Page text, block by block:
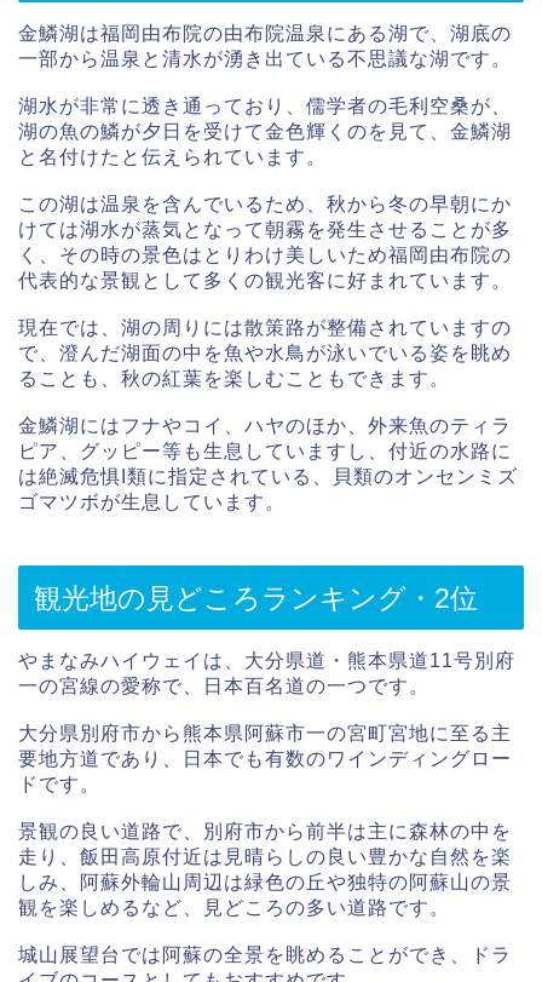
金鱗湖は福岡由布院の由布院温泉にある湖で、湖底の
一部から温泉と清水が湧き出ている不思議な湖です。
湖水が非常に透き通っており、儒学者の毛利空桑が、
湖の魚の鱗が夕日を受けて金色輝くのを見て、金鱗湖
と名付けたと伝えられています。
この湖は温泉を含んでいるため、秋から冬の早朝にか
けては湖水が蒸気となって朝霧を発生させることが多
く、その時の景色はとりわけ美しいため福岡由布院の
代表的な景観として多くの観光客に好まれています。
現在では、湖の周りには散策路が整備されていますの
で、澄んだ湖面の中を魚や水鳥が泳いでいる姿を眺め
ることも、秋の紅葉を楽しむこともできます。
金鱗湖にはフナやコイ、ハヤのほか、外来魚のティラ
ピア、グッピー等も生息していますし、付近の水路に
は絶滅危惧I類に指定されている、貝類のオンセンミズ
ゴマツボが生息しています。
観光地の見どころランキング・2位
やまなみハイウェイは、大分県道・熊本県道11号別府
一の宮線の愛称で、日本百名道の一つです。
大分県別府市から熊本県阿蘇市一の宮町宮地に至る主
要地方道であり、日本でも有数のワインディングロー
ドです。
景観の良い道路で、別府市から前半は主に森林の中を
走り、飯田高原付近は見晴らしの良い豊かな自然を楽
しみ、阿蘇外輪山周辺は緑色の丘や独特の阿蘇山の景
観を楽しめるなど、見どころの多い道路です。
城山展望台では阿蘇の全景を眺めることができ、ドラ